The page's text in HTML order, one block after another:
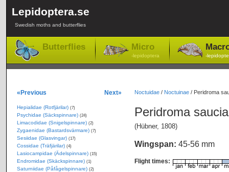
Lepidoptera.se
Swedish moths and butterflies
Butterflies Micro
-lepidoptera -
Noctuidae/ Noctuinae/ Peridroma
Peridroma
(Hübner, 1808)
Wingspan: 45-56 mm
Flight times:
«Previous Next»
Hepialidae (Rotfjärilar) (7)
Psychidae (Säckspinnare) (24)
Limacodidae (Snigelspinnare) (2)
Zygaenidae (Bastardsvärmare) (7)
Sesiidae (Glasvingar) (17)
Cossidae (Träfjärilar) (4)
Lasiocampidae (Ädelspinnare) (15)
Endromidae (Skäckspinnare) (1)
Saturniidae (Påfågelspinnare) (2)